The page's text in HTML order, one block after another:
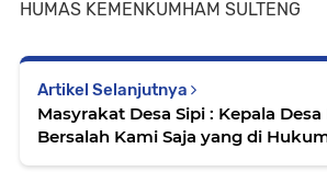
HUMAS KEMENKUMHAM SULTENG
Artikel Selanjutnya
Masyrakat Desa Sipi : Kepala
Bersalah Kami Saja yang di